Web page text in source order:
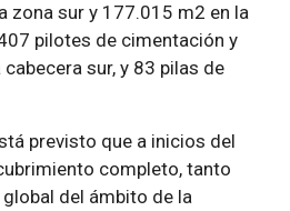
zona sur y 177.015 m2 en la
pilotes de cimentación y
sur, y 83 pilas de
previsto que a inicios del
completo, tanto
del ámbito de la